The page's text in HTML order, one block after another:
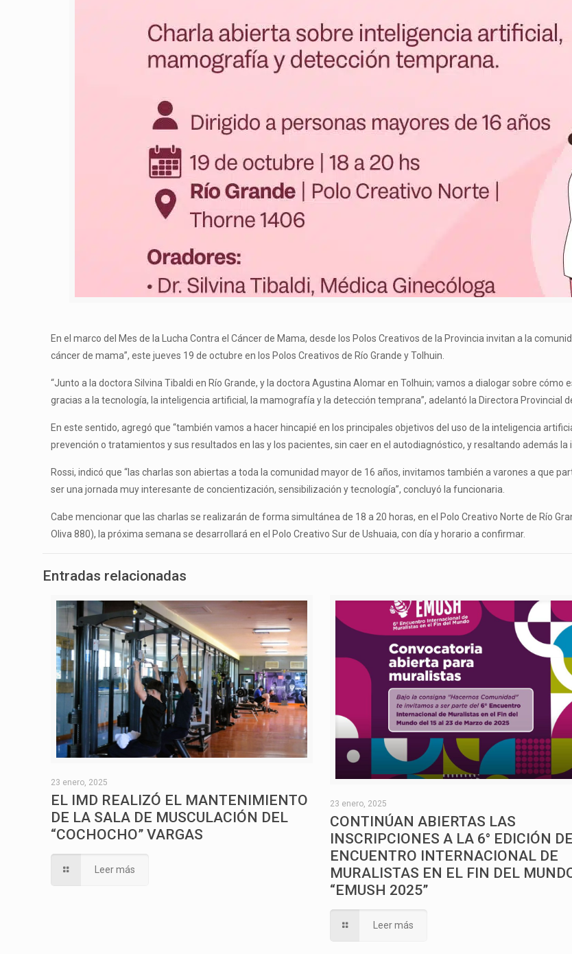
En el marco del Mes de la Lucha Contra el Cáncer de Mama, desde los Polos Creativos de la Provincia invitan a la
cáncer de mama”, este jueves 19 de octubre en los Polos Creativos de Río Grande y Tolhuin.
“Junto a la doctora Silvina Tibaldi en Río Grande, y la doctora Agustina Alomar en Tolhuin; vamos a dialogar sobre
gracias a la tecnología, la inteligencia artificial, la mamografía y la detección temprana”, adelantó la Directora Provincial
En este sentido, agregó que “también vamos a hacer hincapié en los principales objetivos del uso de la inteligencia
prevención o tratamientos y sus resultados en las y los pacientes, sin caer en el autodiagnóstico, y resaltando además
Rossi, indicó que “las charlas son abiertas a toda la comunidad mayor de 16 años, invitamos también a varones a que
ser una jornada muy interesante de concientización, sensibilización y tecnología”, concluyó la funcionaria.
Cabe mencionar que las charlas se realizarán de forma simultánea de 18 a 20 horas, en el Polo Creativo Norte de Río
Oliva 880), la próxima semana se desarrollará en el Polo Creativo Sur de Ushuaia, con día y horario a confirmar.
Entradas relacionadas
23 enero, 2025
EL IMD REALIZÓ EL MANTENIMIENTO
DE LA SALA DE MUSCULACIÓN DEL
“COCHOCHO” VARGAS
Leer más
23 enero, 2025
CONTINÚAN ABIERTAS LAS
INSCRIPCIONES A LA 6° EDICIÓN
ENCUENTRO INTERNACIONAL DE
MURALISTAS EN EL FIN DEL
“EMUSH 2025”
Leer más